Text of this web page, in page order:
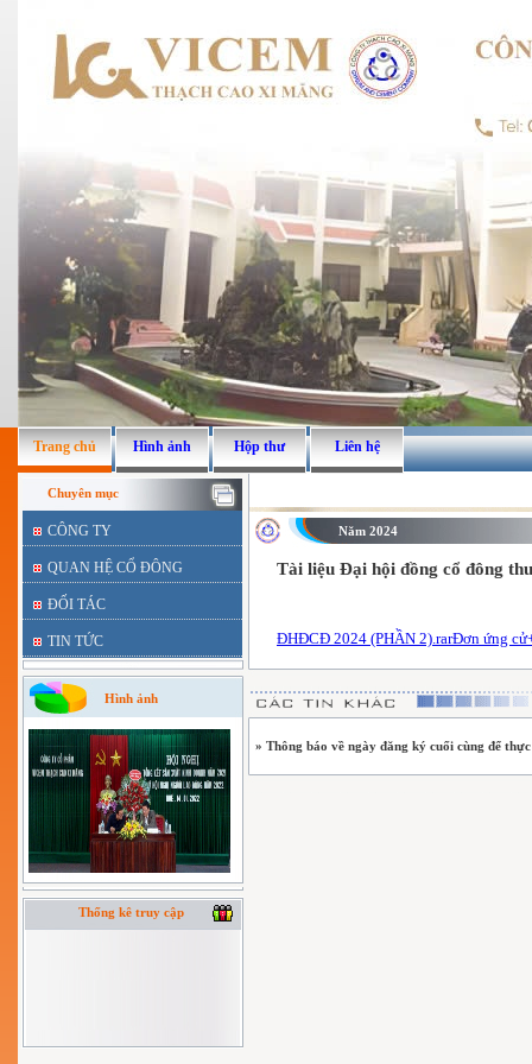
Trang chủ Hình ảnh Hộp thư Liên hệ
Chuyên mục
CÔNG TY
QUAN HỆ CỔ ĐÔNG
ĐỐI TÁC
TIN TỨC
Hình ảnh
Thống kê truy cập
Năm 2024
Tài liệu Đại hội đồng cổ đông
ĐHĐCĐ 2024 (PHẦN 2).rarĐơn ứng
» Thông báo về ngày đăng ký cuối cùng để